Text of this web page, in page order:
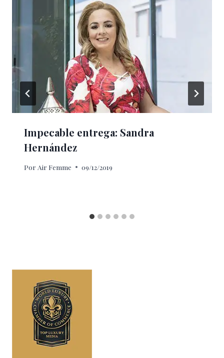
Impecable entrega: Sandra
Hernández
Por Air Femme 09/12/2019